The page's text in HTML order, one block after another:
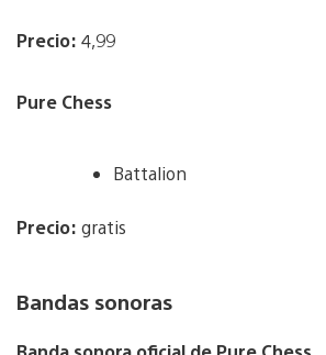
Precio: 4,99
Pure Chess
Battalion
Precio: gratis
Bandas sonoras